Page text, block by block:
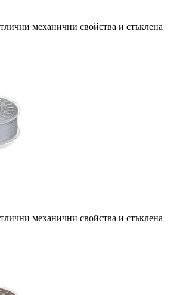
механични свойства и стъклена
механични свойства и стъклена